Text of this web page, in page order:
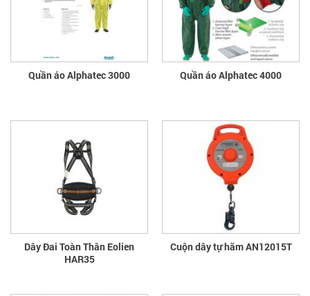
Quần áo Alphatec 3000 Quần áo Alphatec 4000
Dây Đai Toàn Thân Eolien
HAR35
Cuộn dây tự hãm AN12015T